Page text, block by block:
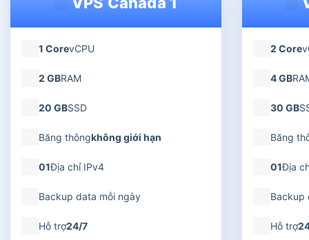
1 CorevCPU
2 GBRAM
20 GBSSD
Băng thôngkhông giới hạn
01Địa chỉ IPv4
Backup data mỗi ngày
Hỗ trợ24/7
2 Core
4 GB
30 GB
Băng
01Địa
Backup
Hỗ trợ